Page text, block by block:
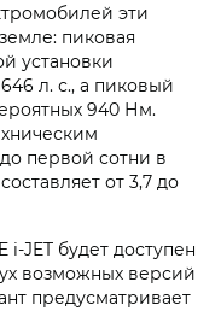
эти
пиковая
установки
л. с., а пиковый
940 Нм.
до первой сотни в
от 3,7 до
i‑JET будет доступен
возможных версий
предусматривает